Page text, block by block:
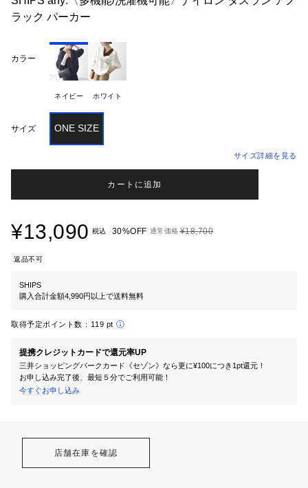
ラック パーカー
カラー
ネイビー ホワイト
サイズ ONE SIZE
サイズ詳細を見る
カートに追加
¥13,090 税込 30%OFF 通常価格 ¥18,700
返品不可
SHIPS
購入合計金額4,990円以上で送料無料
取得予定ポイント数： 119 pt
提携クレジットカードで還元率UP
三井ショッピングパークカード《セゾン》なら更に¥100につき1pt還元！
お申し込み完了後、最短５分でご利用可能！
今すぐお申し込み
店舗在庫を確認